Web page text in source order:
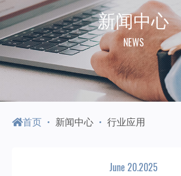
FATEK
永
PLC-
新闻中心
NEWS
首页 新闻中心 行业应用
June 20.2025